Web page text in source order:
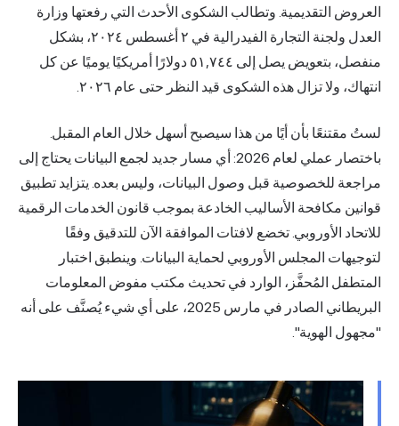
العروض التقديمية. وتطالب الشكوى الأحدث التي رفعتها وزارة
العدل ولجنة التجارة الفيدرالية في ٢ أغسطس ٢٠٢٤، بشكل
منفصل، بتعويض يصل إلى ٥١,٧٤٤ دولارًا أمريكيًا يوميًا عن كل
انتهاك، ولا تزال هذه الشكوى قيد النظر حتى عام ٢٠٢٦.
لستُ مقتنعًا بأن أيًا من هذا سيصبح أسهل خلال العام المقبل.
باختصار عملي لعام 2026: أي مسار جديد لجمع البيانات يحتاج إلى
مراجعة للخصوصية قبل وصول البيانات، وليس بعده. يتزايد تطبيق
قوانين مكافحة الأساليب الخادعة بموجب قانون الخدمات الرقمية
للاتحاد الأوروبي. تخضع لافتات الموافقة الآن للتدقيق وفقًا
لتوجيهات المجلس الأوروبي لحماية البيانات. وينطبق اختبار
المتطفل المُحفَّز، الوارد في تحديث مكتب مفوض المعلومات
البريطاني الصادر في مارس 2025، على أي شيء يُصنَّف على أنه
"مجهول الهوية".